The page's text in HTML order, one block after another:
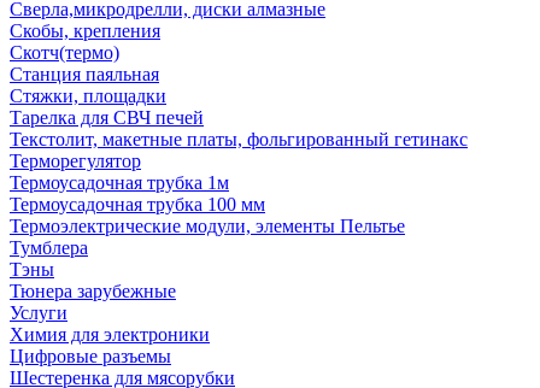
Сверла,микродрелли, диски алмазные
Скобы, крепления
Скотч(термо)
Станция паяльная
Стяжки, площадки
Тарелка для СВЧ печей
Текстолит, макетные платы, фольгированный гетинакс
Терморегулятор
Термоусадочная трубка 1м
Термоусадочная трубка 100 мм
Термоэлектрические модули, элементы Пельтье
Тумблера
Тэны
Тюнера зарубежные
Услуги
Химия для электроники
Цифровые разъемы
Шестеренка для мясорубки